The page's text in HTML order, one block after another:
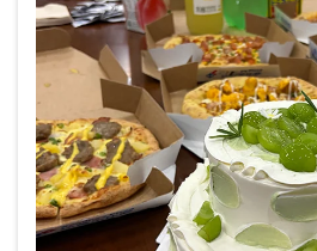
ち寄りくださ